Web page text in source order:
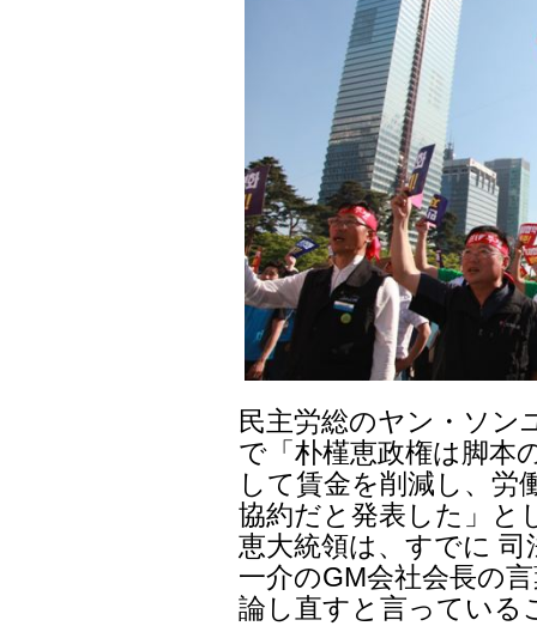
民主労総のヤン・ソン
で「朴槿恵政権は脚本
して賃金を削減し、労
協約だと発表した」と
恵大統領は、すでに
一介のGM会社会長の
論し直すと言っている